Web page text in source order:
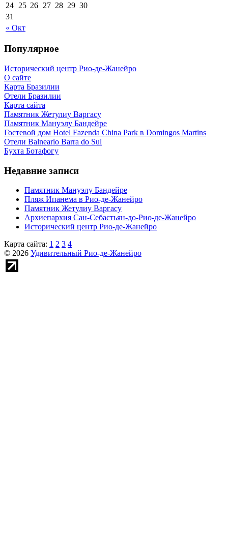
« Окт
24 25 26 27 28 29 30
31
Популярное
Исторический центр Рио-де-Жанейро
О сайте
Карта Бразилии
Отели Бразилии
Карта сайта
Памятник Жетулиу Варгасу
Памятник Мануэлу Бандейре
Гостевой дом Hotel Fazenda China Park в Domingos Martins
Отели Balneario Barra do Sul
Бухта Ботафогу
Недавние записи
Памятник Мануэлу Бандейре
Пляж Ипанема в Рио-де-Жанейро
Памятник Жетулиу Варгасу
Архиепархия Сан-Себастьян-до-Рио-де-Жанейро
Исторический центр Рио-де-Жанейро
Карта сайта: 1 2 3 4
© 2026 Удивительный Рио-де-Жанейро